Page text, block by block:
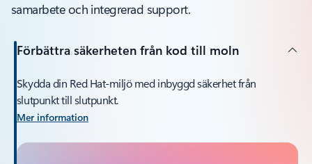
samarbete och integrerad support.
Förbättra säkerheten från kod till moln
Skydda din Red Hat-miljö med inbyggd säkerhet från
slutpunkt till slutpunkt.
Mer information